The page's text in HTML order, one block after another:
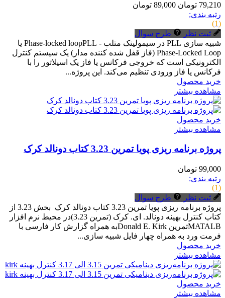
79,210 تومان
89,000 تومان
رتبه بندی:
(1)
ثبت نظر
طرح سوال
شبیه سازی PLL در سیمولینک متلب - Phase-locked loopPLL یا
Phase-Locked Loop (فاز قفل شده کننده مدار) یک سیستم کنترل
الکترونیکی است که خروجی فرکانس یا فاز یک اسیلاتور را با
فرکانس یا فاز ورودی تنظیم می‌کند. این پروژه...
خرید محصول
مشاهده بیشتر
خرید محصول
مشاهده بیشتر
پروژه برنامه ریزی پویا تمرین 3.23 کتاب دونالد کرک
99,000 تومان
رتبه بندی:
(1)
ثبت نظر
طرح سوال
پروژه برنامه ریزی پویا تمرین 3.23 کتاب دونالد کرک بخش 3.23 از
کتاب کنترل بهینه دونالد. ای. کرک (تمرین 3.23)در محیط نرم افزار
MATALBتمرین Donald E. Kirkبه همراه گزارش کار فارسی با
فرمت ورد به همراه چهار فایل شبیه سازی...
خرید محصول
مشاهده بیشتر
خرید محصول
مشاهده بیشتر